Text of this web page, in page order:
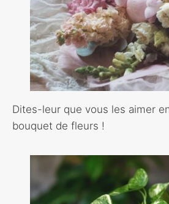
Dites-leur que vous les aimer
bouquet de fleurs !